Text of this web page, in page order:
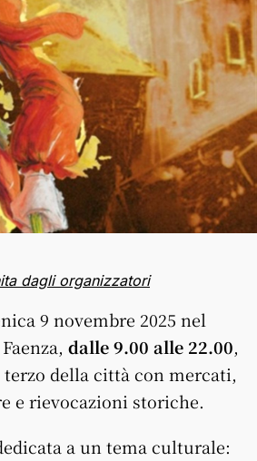
dagli organizzatori
9 novembre 2025 nel
dalle 9.00 alle 22.00,
della città con mercati,
e rievocazioni storiche.
a un tema culturale: